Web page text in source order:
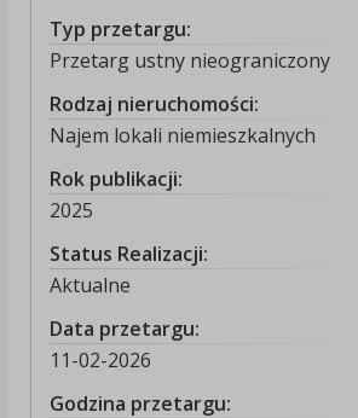
Typ przetargu:
Przetarg ustny nieograniczony
Rodzaj nieruchomości:
Najem lokali niemieszkalnych
Rok publikacji:
2025
Status Realizacji:
Aktualne
Data przetargu:
11-02-2026
Godzina przetargu: